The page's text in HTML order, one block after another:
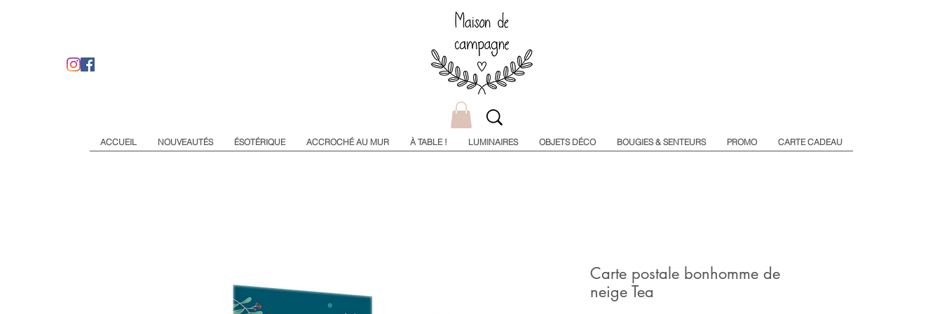
ACCUEIL NOUVEAUTÉS ÉSOTÉRIQUE ACCROCHÉ AU MUR À TABLE ! LUMINAIRES OBJETS DÉCO BOUGIES & SENTEURS PROMO CARTE CADEAU
Carte postale bonhomme de
neige Tea